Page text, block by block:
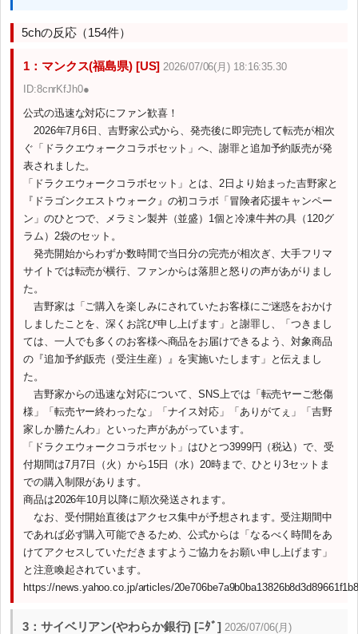
5chの反応（154件）
1：マンクス(福島県) [US] 2026/07/06(月) 18:16:35.30
ID:8cnrKfJh0●
公式の迅速な対応にファン歓喜！
2026年7月6日、吉野家公式から、発売後に即完売して転売が相次
ぐ「ドラクエウォークコラボセット」へ、謝罪と追加予約販売が発
表されました。
「ドラクエウォークコラボセット」とは、2日より始まった吉野家と
『ドラゴンクエストウォーク』の初コラボ「冒険者応援キャンペー
ン」のひとつで、メラミン製丼（並盛）1個と冷凍牛丼の具（120グ
ラム）2袋のセット。
発売開始からわずか数時間で当日分の完売が相次ぎ、大手フリマ
サイトでは転売が横行、ファンからは落胆と怒りの声があがりまし
た。
吉野家は「ご購入を楽しみにされていたお客様にご迷惑をおかけ
しましたことを、深くお詫び申し上げます」と謝罪し、「つきまし
ては、一人でも多くのお客様へ商品をお届けできるよう、対象商品
の『追加予約販売（受注生産）』を実施いたします」と伝えまし
た。
吉野家からの迅速な対応について、SNS上では「転売ヤーご愁傷
様」「転売ヤー終わったな」「ナイス対応」「ありがてぇ」「吉野
家しか勝たんわ」といった声があがっています。
「ドラクエウォークコラボセット」はひとつ3999円（税込）で、受
付期間は7月7日（火）から15日（水）20時まで、ひとり3セットま
での購入制限があります。
商品は2026年10月以降に順次発送されます。
なお、受付開始直後はアクセス集中が予想されます。受注期間中
であれば必ず購入可能できるため、公式からは「なるべく時間をあ
けてアクセスしていただきますようご協力をお願い申し上げます」
と注意喚起されています。
https://news.yahoo.co.jp/articles/
3：サイベリアン(やわらか銀行) [ﾆﾀﾞ] 2026/07/06(月)